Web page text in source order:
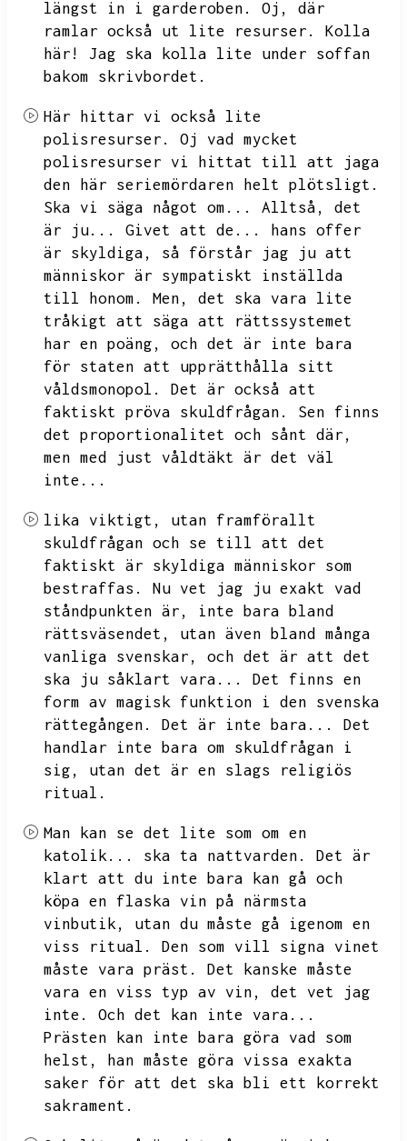
längst in i garderoben.
Oj,
där
ramlar också ut lite resurser.
Kolla
här!
Jag ska kolla lite under soffan
bakom skrivbordet.
Här hittar vi också lite
polisresurser.
Oj vad mycket
polisresurser vi hittat till att jaga
den här seriemördaren helt plötsligt.
Ska vi säga något om...
Alltså,
det
är ju...
Givet att de...
hans offer
är skyldiga,
så förstår jag ju att
människor är sympatiskt inställda
till honom.
Men,
det ska vara lite
tråkigt att säga att rättssystemet
har en poäng,
och det är inte bara
för staten att upprätthålla sitt
våldsmonopol.
Det är också att
faktiskt pröva skuldfrågan.
Sen finns
det proportionalitet och sånt där,
men med just våldtäkt är det väl
inte...
lika viktigt,
utan framförallt
skuldfrågan och se till att det
faktiskt är skyldiga människor som
bestraffas.
Nu vet jag ju exakt vad
ståndpunkten är,
inte bara bland
rättsväsendet,
utan även bland många
vanliga svenskar,
och det är att det
ska ju såklart vara...
Det finns en
form av magisk funktion i den svenska
rättegången.
Det är inte bara...
Det
handlar inte bara om skuldfrågan i
sig,
utan det är en slags religiös
ritual.
Man kan se det lite som om en
katolik...
ska ta nattvarden.
Det är
klart att du inte bara kan gå och
köpa en flaska vin på närmsta
vinbutik,
utan du måste gå igenom en
viss ritual.
Den som vill signa vinet
måste vara präst.
Det kanske måste
vara en viss typ av vin,
det vet jag
inte.
Och det kan inte vara...
Prästen kan inte bara göra vad som
helst,
han måste göra vissa exakta
saker för att det ska bli ett korrekt
sakrament.